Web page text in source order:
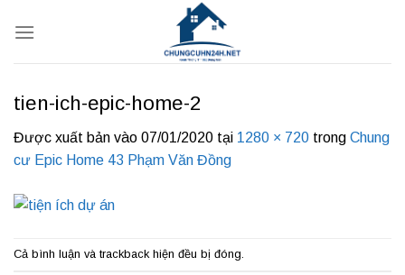
qua
tien-ich-epic-home-2
Được xuất bản vào 07/01/2020 tại 1280 × 720 trong Chung
cư Epic Home 43 Phạm Văn Đồng
Cả bình luận và trackback hiện đều bị đóng.